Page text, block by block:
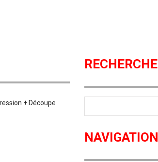
+ Découpe
RECHERCHE
NAVIGATION